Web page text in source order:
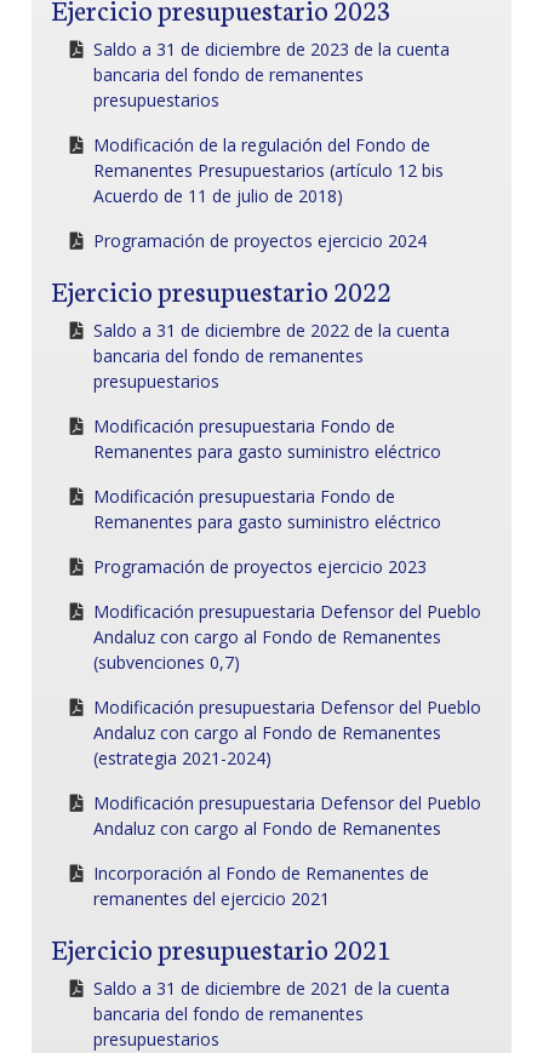
Ejercicio presupuestario 2023
Saldo a 31 de diciembre de 2023 de la cuenta
bancaria del fondo de remanentes
presupuestarios
Modificación de la regulación del Fondo de
Remanentes Presupuestarios (artículo 12 bis
Acuerdo de 11 de julio de 2018)
Programación de proyectos ejercicio 2024
Ejercicio presupuestario 2022
Saldo a 31 de diciembre de 2022 de la cuenta
bancaria del fondo de remanentes
presupuestarios
Modificación presupuestaria Fondo de
Remanentes para gasto suministro eléctrico
Modificación presupuestaria Fondo de
Remanentes para gasto suministro eléctrico
Programación de proyectos ejercicio 2023
Modificación presupuestaria Defensor del Pueblo
Andaluz con cargo al Fondo de Remanentes
(subvenciones 0,7)
Modificación presupuestaria Defensor del Pueblo
Andaluz con cargo al Fondo de Remanentes
(estrategia 2021-2024)
Modificación presupuestaria Defensor del Pueblo
Andaluz con cargo al Fondo de Remanentes
Incorporación al Fondo de Remanentes de
remanentes del ejercicio 2021
Ejercicio presupuestario 2021
Saldo a 31 de diciembre de 2021 de la cuenta
bancaria del fondo de remanentes
presupuestarios